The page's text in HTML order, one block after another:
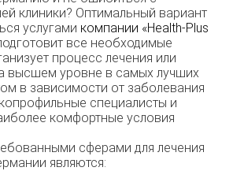
клиники? Оптимальный вариант
услугами компании «Health-Plus
все необходимые
процесс лечения или
высшем уровне в самых лучших
в зависимости от заболевания
специалисты и
комфортные условия
сферами для лечения
являются: